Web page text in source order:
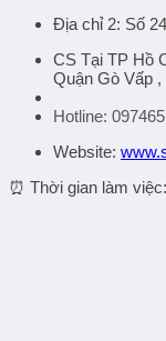
Địa chỉ 2: Số
CS Tại TP Hồ
Quận Gò Vấp
Hotline:
Website:
⏰ Thời gian làm